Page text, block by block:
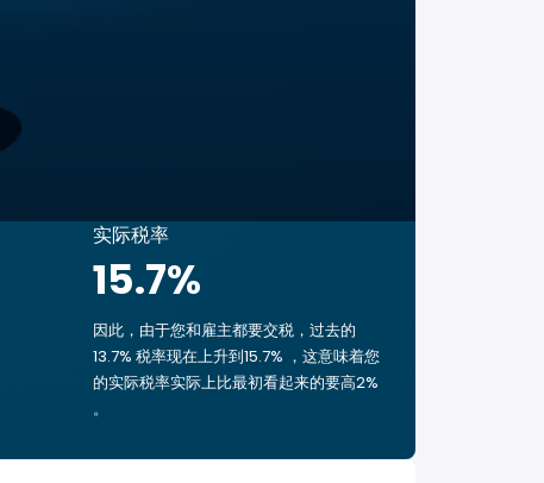
实际税率
15.7%
因此，由于您和雇主都要交税，过去的
13.7% 税率现在上升到15.7% ，这意味着您
的实际税率实际上比最初看起来的要高2%
。